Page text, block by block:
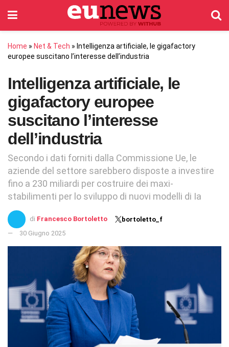
Home » Net & Tech » Intelligenza artificiale, le gigafactory
europee suscitano l’interesse dell’industria
Intelligenza artificiale, le
gigafactory europee
suscitano l’interesse
dell’industria
Secondo i dati forniti dalla Commissione Ue, le
aziende del settore sarebbero disposte a investire
fino a 230 miliardi per costruire dei maxi-
stabilimenti per lo sviluppo di nuovi modelli di Ia
di Francesco Bortoletto
bortoletto_f
30 Giugno 2025